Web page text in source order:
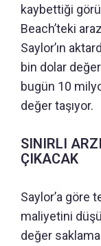
kaybettiği
Beach’teki
Saylor’ın
bin dolar
bugün 10
değer taşıyor.
SINIRLI
ÇIKACAK
Saylor’a göre
maliyetini
değer